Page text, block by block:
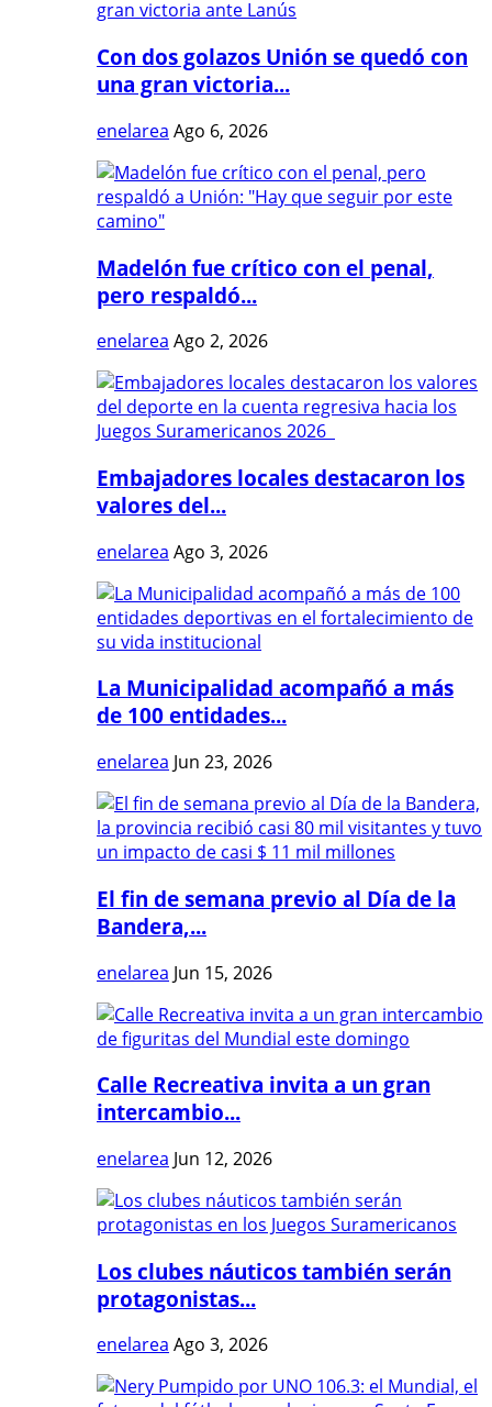
Con dos golazos Unión se quedó con
una gran victoria...
enelarea Ago 6, 2026
Madelón fue crítico con el penal,
pero respaldó...
enelarea Ago 2, 2026
Embajadores locales destacaron los
valores del...
enelarea Ago 3, 2026
La Municipalidad acompañó a más
de 100 entidades...
enelarea Jun 23, 2026
El fin de semana previo al Día de la
Bandera,...
enelarea Jun 15, 2026
Calle Recreativa invita a un gran
intercambio...
enelarea Jun 12, 2026
Los clubes náuticos también serán
protagonistas...
enelarea Ago 3, 2026